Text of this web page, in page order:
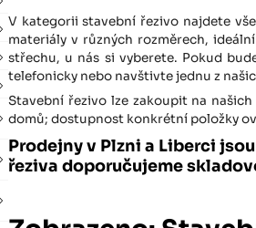
V kategorii stavební řezivo najdete
materiály v různých rozměrech,
střechu, u nás si vyberete. Pokud
telefonicky nebo navštivte jednu z
Stavební řezivo lze zakoupit na
domů; dostupnost konkrétní položky
Prodejny v Plzni a Liberci
řeziva doporučujeme
vybírat zde
Praha
vybírat zde
Plzeň
vybírat zde